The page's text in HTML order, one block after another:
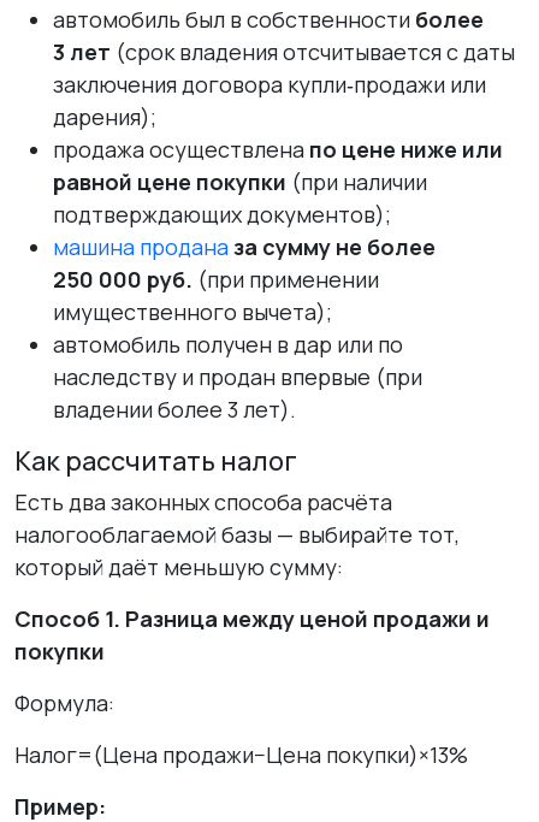
автомобиль был в собственности более
3 лет (срок владения отсчитывается с даты
заключения договора купли‑продажи или
дарения);
продажа осуществлена по цене ниже или
равной цене покупки (при наличии
подтверждающих документов);
машина проданаза сумму не более
250 000 руб. (при применении
имущественного вычета);
автомобиль получен в дар или по
наследству и продан впервые (при
владении более 3 лет).
Как рассчитать налог
Есть два законных способа расчёта
налогооблагаемой базы — выбирайте тот,
который даёт меньшую сумму:
Способ 1. Разница между ценой продажи и
покупки
Формула:
Налог=(Цена продажи−Цена покупки)×13%
Пример: